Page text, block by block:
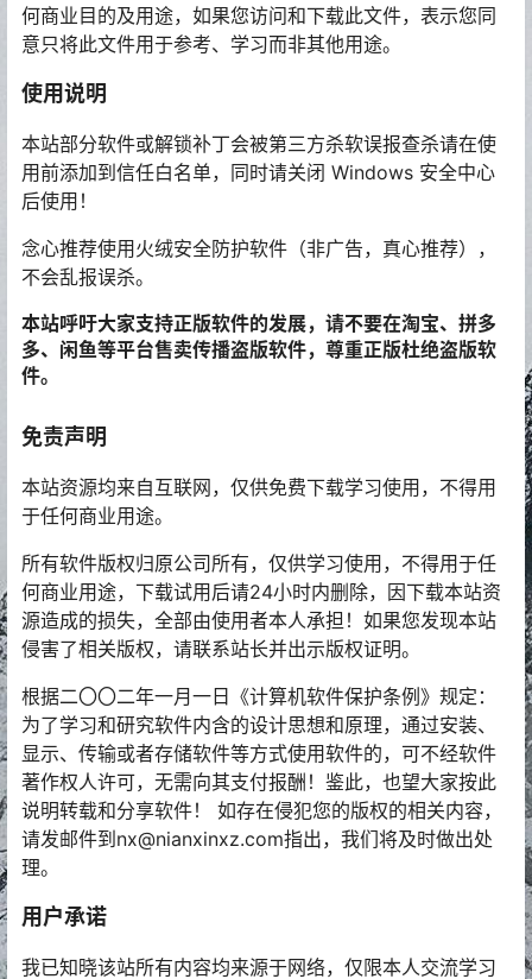
何商业目的及用途，如果您访问和下载此文件，表示您同
意只将此文件用于参考、学习而非其他用途。
使用说明
本站部分软件或解锁补丁会被第三方杀软误报查杀请在使
用前添加到信任白名单，同时请关闭 Windows 安全中心
后使用！
念心推荐使用火绒安全防护软件（非广告，真心推荐），
不会乱报误杀。
本站呼吁大家支持正版软件的发展，请不要在淘宝、拼多
多、闲鱼等平台售卖传播盗版软件，尊重正版杜绝盗版软
件。
免责声明
本站资源均来自互联网，仅供免费下载学习使用，不得用
于任何商业用途。
所有软件版权归原公司所有，仅供学习使用，不得用于任
何商业用途，下载试用后请24小时内删除，因下载本站资
源造成的损失，全部由使用者本人承担！如果您发现本站
侵害了相关版权，请联系站长并出示版权证明。
根据二〇〇二年一月一日《计算机软件保护条例》规定：
为了学习和研究软件内含的设计思想和原理，通过安装、
显示、传输或者存储软件等方式使用软件的，可不经软件
著作权人许可，无需向其支付报酬！鉴此，也望大家按此
说明转载和分享软件！ 如存在侵犯您的版权的相关内容，
请发邮件到nx@nianxinxz.com指出，我们将及时做出处
理。
用户承诺
我已知晓该站所有内容均来源于网络，仅限本人交流学习